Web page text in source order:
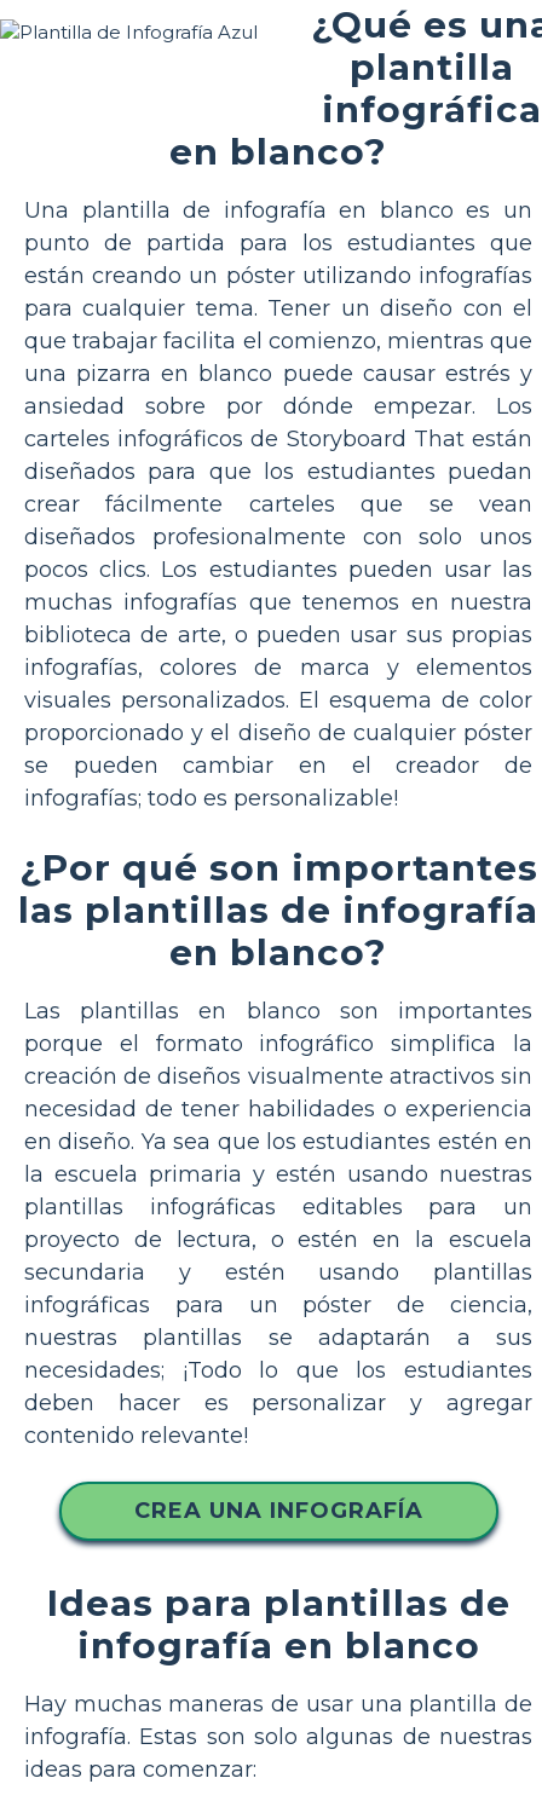
¿Qué es
plantilla
infográfica
en blanco?
Una plantilla de infografía en blanco es un
punto de partida para los estudiantes que
están creando un póster utilizando infografías
para cualquier tema. Tener un diseño con el
que trabajar facilita el comienzo, mientras que
una pizarra en blanco puede causar estrés y
ansiedad sobre por dónde empezar. Los
carteles infográficos de Storyboard That están
diseñados para que los estudiantes puedan
crear fácilmente carteles que se vean
diseñados profesionalmente con solo unos
pocos clics. Los estudiantes pueden usar las
muchas infografías que tenemos en nuestra
biblioteca de arte, o pueden usar sus propias
infografías, colores de marca y elementos
visuales personalizados. El esquema de color
proporcionado y el diseño de cualquier póster
se pueden cambiar en el creador de
infografías; todo es personalizable!
¿Por qué son importantes
las plantillas de infografía
en blanco?
Las plantillas en blanco son importantes
porque el formato infográfico simplifica la
creación de diseños visualmente atractivos sin
necesidad de tener habilidades o experiencia
en diseño. Ya sea que los estudiantes estén en
la escuela primaria y estén usando nuestras
plantillas infográficas editables para un
proyecto de lectura, o estén en la escuela
secundaria y estén usando plantillas
infográficas para un póster de ciencia,
nuestras plantillas se adaptarán a sus
necesidades; ¡Todo lo que los estudiantes
deben hacer es personalizar y agregar
contenido relevante!
CREA UNA INFOGRAFÍA
Ideas para plantillas de
infografía en blanco
Hay muchas maneras de usar una plantilla de
infografía. Estas son solo algunas de nuestras
ideas para comenzar: